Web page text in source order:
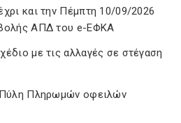
και την Πέμπτη 10/09/2026
ΑΠΔ του e-ΕΦΚΑ
με τις αλλαγές σε στέγαση
Πύλη Πληρωμών οφειλών